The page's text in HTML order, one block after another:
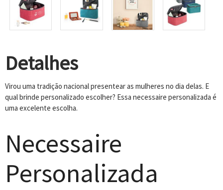
Detalhes
Virou uma tradição nacional presentear as mulheres no dia delas. E
qual brinde personalizado escolher? Essa necessaire personalizada é
uma excelente escolha.
Necessaire
Personalizada